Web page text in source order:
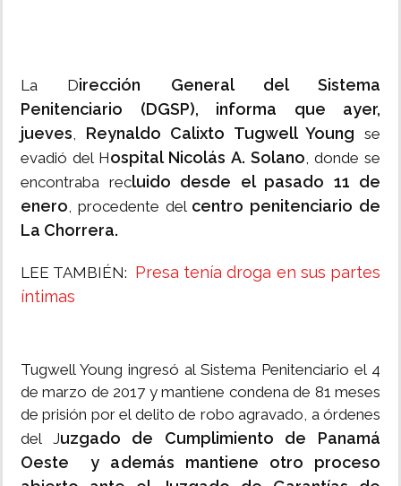
La Dirección General del Sistema
Penitenciario (DGSP), informa que ayer,
jueves, Reynaldo Calixto Tugwell Young se
evadió del Hospital Nicolás A. Solano, donde se
encontraba recluido desde el pasado 11 de
enero, procedente del centro penitenciario de
La Chorrera.
LEE TAMBIÉN: Presa tenía droga en sus partes
íntimas
Tugwell Young ingresó al Sistema Penitenciario el 4
de marzo de 2017 y mantiene condena de 81 meses
de prisión por el delito de robo agravado, a órdenes
del Juzgado de Cumplimiento de Panamá
Oeste y además mantiene otro proceso